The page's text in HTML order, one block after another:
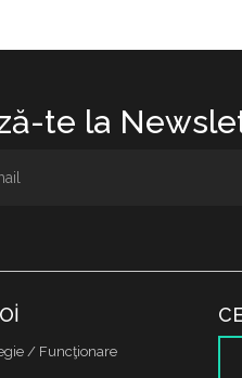
te la
/ Funcţionare